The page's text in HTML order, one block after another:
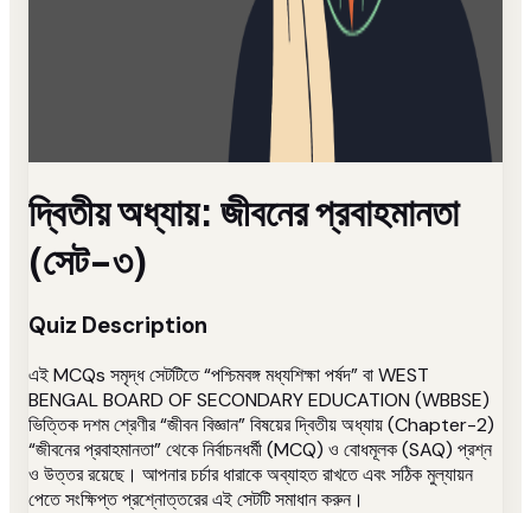
দ্বিতীয় অধ্যায়: জীবনের প্রবাহমানতা
(সেট-৩)
Quiz Description
এই MCQs সমৃদ্ধ সেটটিতে “পশ্চিমবঙ্গ মধ্যশিক্ষা পর্ষদ” বা WEST
BENGAL BOARD OF SECONDARY EDUCATION (WBBSE)
ভিত্তিক দশম শ্রেণীর “জীবন বিজ্ঞান” বিষয়ের দ্বিতীয় অধ্যায় (Chapter-2)
“জীবনের প্রবাহমানতা” থেকে নির্বাচনধর্মী (MCQ) ও বোধমূলক (SAQ) প্রশ্ন
ও উত্তর রয়েছে। আপনার চর্চার ধারাকে অব্যাহত রাখতে এবং সঠিক মুল্যায়ন
পেতে সংক্ষিপ্ত প্রশ্নোত্তরের এই সেটটি সমাধান করুন।